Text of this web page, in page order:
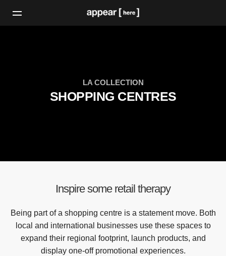
LA COLLECTION
SHOPPING CENTRES
Inspire some retail therapy
Being part of a shopping centre is a statement move. Both
local and international businesses use these spaces to
expand their regional footprint, launch products, and
display one-off promotional experiences.